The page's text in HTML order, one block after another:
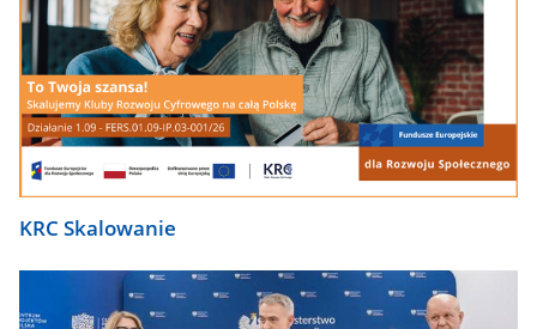
KRC Skalowanie